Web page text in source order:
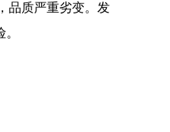
品质严重劣变。发